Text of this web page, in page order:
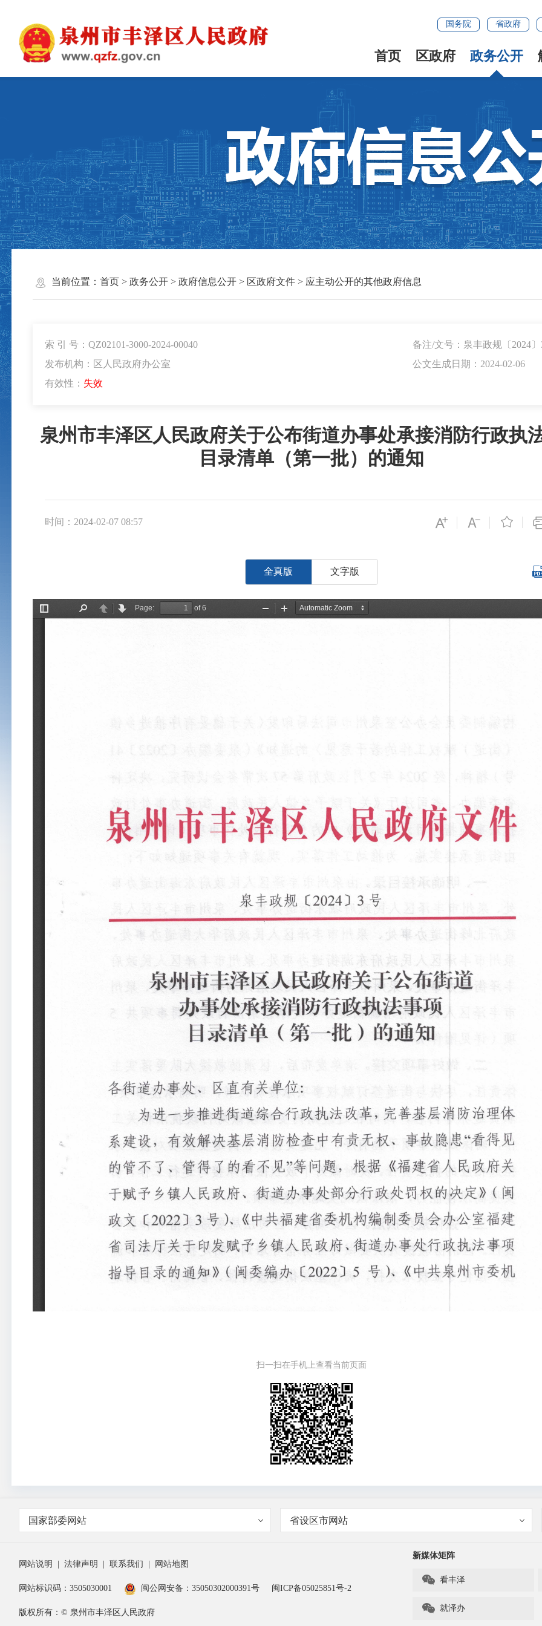
国务院 省政府
首页 区政府 政务公开
当前位置： 首页> 政务公开> 政府信息公开> 区政府文件> 应主动公开的其他政府信息
索 引 号：QZ02101-3000-2024-00040
备注/文号：泉丰政规〔2024
发布机构：区人民政府办公室
公文生成日期：2024-02-06
有效性： 失效
泉州市丰泽区人民政府关于公布街道办事处承接消防行政执
目录清单（第一批）的通知
时间：2024-02-07 08:57 
全真版 文字版
扫一扫在手机上查看当前页面
国家部委网站 省设区市网站
网站说明 法律声明 联系我们 网站地图
网站标识码：3505030001 闽公网安备：35050302000391号 闽ICP备05025851号-2
版权所有：© 泉州市丰泽区人民政府
新媒体矩阵
 看丰泽
 就泽办